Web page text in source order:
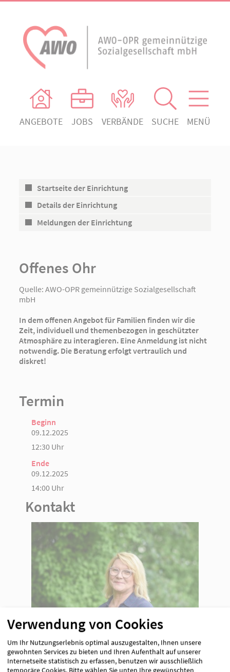
ANGEBOTE JOBS VERBÄNDE SUCHE MENÜ
AWO Ortsverein Rheinsberg
Startseite der Einrichtung
Details der Einrichtung
Meldungen der Einrichtung
Offenes Ohr
Quelle: AWO-OPR gemeinnützige Sozialgesellschaft
mbH
In dem offenen Angebot für Familien finden wir die
Zeit, individuell und themenbezogen in geschützter
Atmosphäre zu interagieren. Eine Anmeldung ist nicht
notwendig. Die Beratung erfolgt vertraulich und
diskret!
Termin
Beginn
09.12.2025
12:30 Uhr
Ende
09.12.2025
14:00 Uhr
Kontakt
Bettina Archut
pädagogische Fachkraft
01522 8907875
[E-Mail anzeigen]
Verwendung von Cookies
Um Ihr Nutzungserlebnis optimal auszugestalten, Ihnen unsere
gewohnten Services zu bieten und Ihren Aufenthalt auf unserer
Internetseite statistisch zu erfassen, benutzen wir ausschließlich